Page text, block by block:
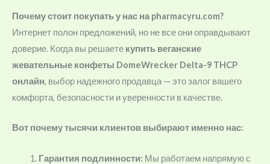
Почему стоит покупать у нас на pharmacyru.com?
Интернет полон предложений, но не все они оправдывают
доверие. Когда вы решаете купить веганские
жевательные конфеты DomeWrecker Delta-9 THCP
онлайн, выбор надежного продавца — это залог вашего
комфорта, безопасности и уверенности в качестве.
Вот почему тысячи клиентов выбирают именно нас:
Гарантия подлинности: Мы работаем напрямую с